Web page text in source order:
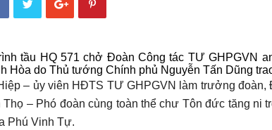
tầu HQ 571 chở Đoàn Công tác TƯ GHPGVN
Hòa do Thủ tướng Chính phủ Nguyễn Tấn Dũng
– ủy viên HĐTS TƯ GHPGVN làm trưởng
– Phó đoàn cùng toàn thể chư Tôn đức tăng ni
Phú Vinh Tự.